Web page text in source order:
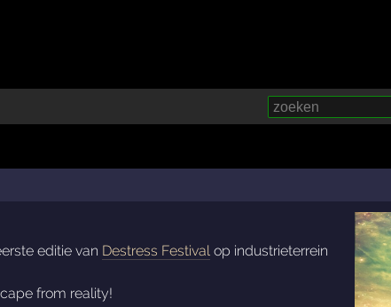
editie van Destress Festivalop industrieterrein
from reality!